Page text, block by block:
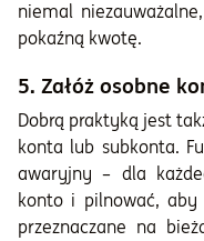
niemal
pokaźną kwotę.
5. Załóż osobne
Dobrą praktyką jest
konta lub subkonta.
awaryjny – dla
konto i pilnować, aby
przeznaczane na